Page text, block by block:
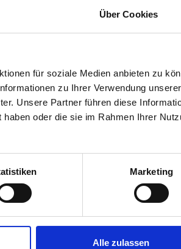
Über Cookies
für soziale Medien anbieten zu
zu Ihrer Verwendung unserer
Unsere Partner führen diese
oder die sie im Rahmen Ihrer
Marketing
Alle zulassen
Search Console, GA4, Site Audit
informs your content brief.
an agent is built to handle.” Die
können.
dauert, inMinutenabschließen.
verzeichnen.
von KI in alle Bereiche der
wird entscheidend sein,